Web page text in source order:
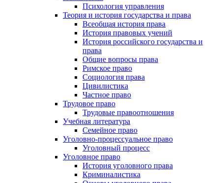
Психология управления
Теория и история государства и права
Всеобщая история права
История правовых учений
История российского государства и
права
Общие вопросы права
Римское право
Социология права
Цивилистика
Частное право
Трудовое право
Трудовые правоотношения
Учебная литература
Семейное право
Уголовно-процессуальное право
Уголовный процесс
Уголовное право
История уголовного права
Криминалистика